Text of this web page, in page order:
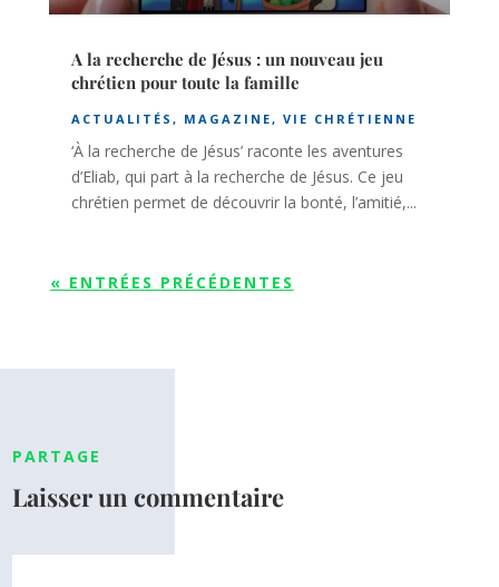
A la recherche de Jésus : un nouveau jeu
chrétien pour toute la famille
ACTUALITÉS , MAGAZINE, VIE CHRÉTIENNE
‘À la recherche de Jésus’ raconte les aventures
d’Eliab, qui part à la recherche de Jésus. Ce jeu
chrétien permet de découvrir la bonté, l’amitié,...
« ENTRÉES PRÉCÉDENTES
PARTAGE
Laisser un commentaire